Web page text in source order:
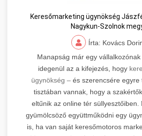
Keresőmarketing ügynökség
Nagykun-Szolnok
Írta: Kovács
Manapság már egy
idegenül az a kifejezés, hogy
ügynökség –és szerencsére egyre
tisztában vannak, hogy a
eltűnik az online tér süllyesztőiben.
gyümölcsöző együttműködni egy
is, ha van saját keresőmotoros